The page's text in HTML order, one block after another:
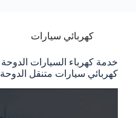
كهربائي سيارات
كهربائي سيارات متنقل الدوحة